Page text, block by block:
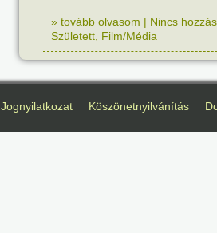
» tovább olvasom | Nincs
Született Film/Média
Jognyilatkozat Köszönetnyilvánítás